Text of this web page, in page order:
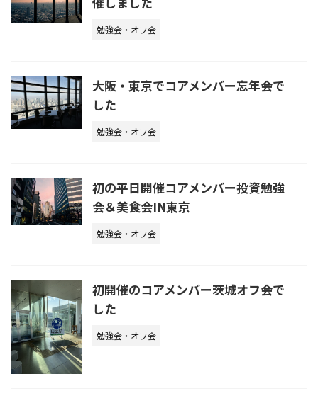
勉強会・オフ会
大阪・東京でコアメンバー忘年会で
した
勉強会・オフ会
初の平日開催コアメンバー投資勉強
会＆美食会IN東京
勉強会・オフ会
初開催のコアメンバー茨城オフ会で
した
勉強会・オフ会